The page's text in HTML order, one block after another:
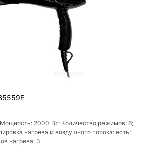
2000 Вт; Количество режимов: 6;
нагрева и воздушного потока: есть;
нагрева: 3